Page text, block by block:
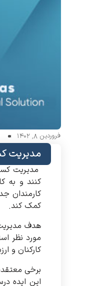
فروردین 8, 1402
مدیریت
مدیریت
کنند و به
کارمندان
کمک کند.
هدف
مورد نظر
کارکنان و
برخی
این ایده